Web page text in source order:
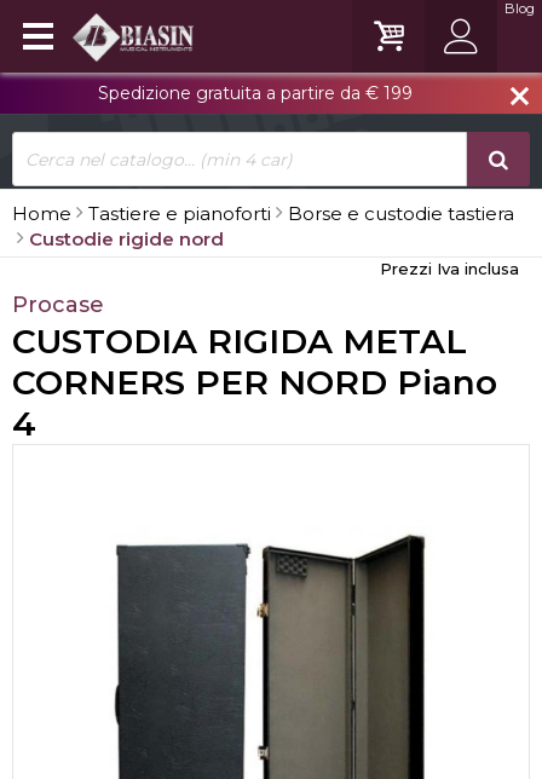
close
Spedizione gratuita a partire da € 199
Blog
Home Tastiere e pianoforti
Borse e custodie tastiera
Custodie rigide nord
Prezzi Iva inclusa
Procase
CUSTODIA RIGIDA METAL
CORNERS PER NORD Piano
4